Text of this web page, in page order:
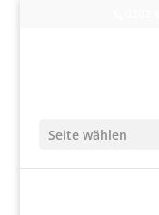
Seite wählen